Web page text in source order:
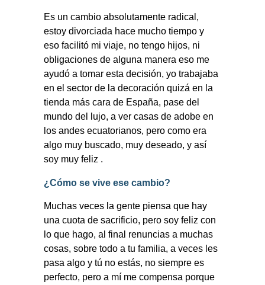
Es un cambio absolutamente radical,
estoy divorciada hace mucho tiempo y
eso facilitó mi viaje, no tengo hijos, ni
obligaciones de alguna manera eso me
ayudó a tomar esta decisión, yo trabajaba
en el sector de la decoración quizá en la
tienda más cara de España, pase del
mundo del lujo, a ver casas de adobe en
los andes ecuatorianos, pero como era
algo muy buscado, muy deseado, y así
soy muy feliz .
¿Cómo se vive ese cambio?
Muchas veces la gente piensa que hay
una cuota de sacrificio, pero soy feliz con
lo que hago, al final renuncias a muchas
cosas, sobre todo a tu familia, a veces les
pasa algo y tú no estás, no siempre es
perfecto, pero a mí me compensa porque